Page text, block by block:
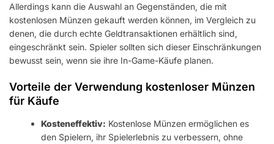
Allerdings kann die Auswahl an Gegenständen, die mit
kostenlosen Münzen gekauft werden können, im Vergleich zu
denen, die durch echte Geldtransaktionen erhältlich sind,
eingeschränkt sein. Spieler sollten sich dieser Einschränkungen
bewusst sein, wenn sie ihre In-Game-Käufe planen.
Vorteile der Verwendung kostenloser Münzen
für Käufe
Kosteneffektiv: Kostenlose Münzen ermöglichen es
den Spielern, ihr Spielerlebnis zu verbessern, ohne